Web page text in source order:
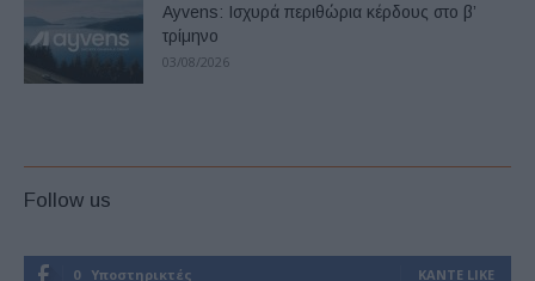
Ayvens: Iσχυρά περιθώρια κέρδους στο β’
τρίμηνο
03/08/2026
Follow us
0 Υποστηρικτές ΚΆΝΤΕ LIKE